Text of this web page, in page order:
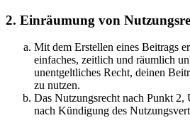
2. Einräumung von
Mit dem Erstellen eines Beitrags
einfaches, zeitlich und räumlich
unentgeltliches Recht, deinen
zu nutzen.
Das Nutzungsrecht nach Punkt 2,
nach Kündigung des